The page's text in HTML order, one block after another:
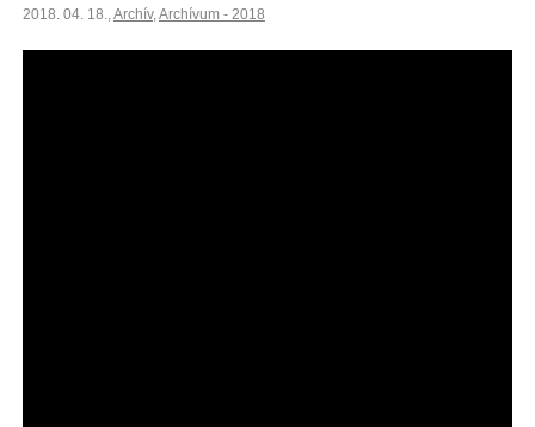
2018. 04. 18.,Archív,Archívum - 2018